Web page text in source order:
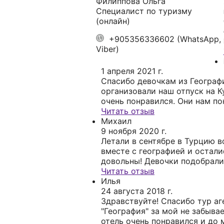
Cпециалист по туризму
(онлайн)
+905356336602 (WhatsApp,
Viber)
1 апреля 2021 г.
Спасибо девочкам из
организовали наш отпуск на
очень понравился. Они нам
фотографии из этого отеля и
уверенны на 100% куда едем.
-реальность совпали. Питание
разнообразное, очень вкусно.
назывался mamories Caribe 4*.
туром только в Географию!
Читать отзыв
Михаил
9 ноября 2020 г.
Летали в сентябре в Турцию
вместе с географией и
довольны! Девочки
отель, на первой линии, с
питанием и сервисом.
на связи и отвечали на все
еще они подарили нам
Турции, было очень приятно!
полетим он них еще много раз!
Читать отзыв
Илья
24 августа 2018 г.
Здравствуйте! Спасибо тур
"География" за мой не
отель очень понравился и до